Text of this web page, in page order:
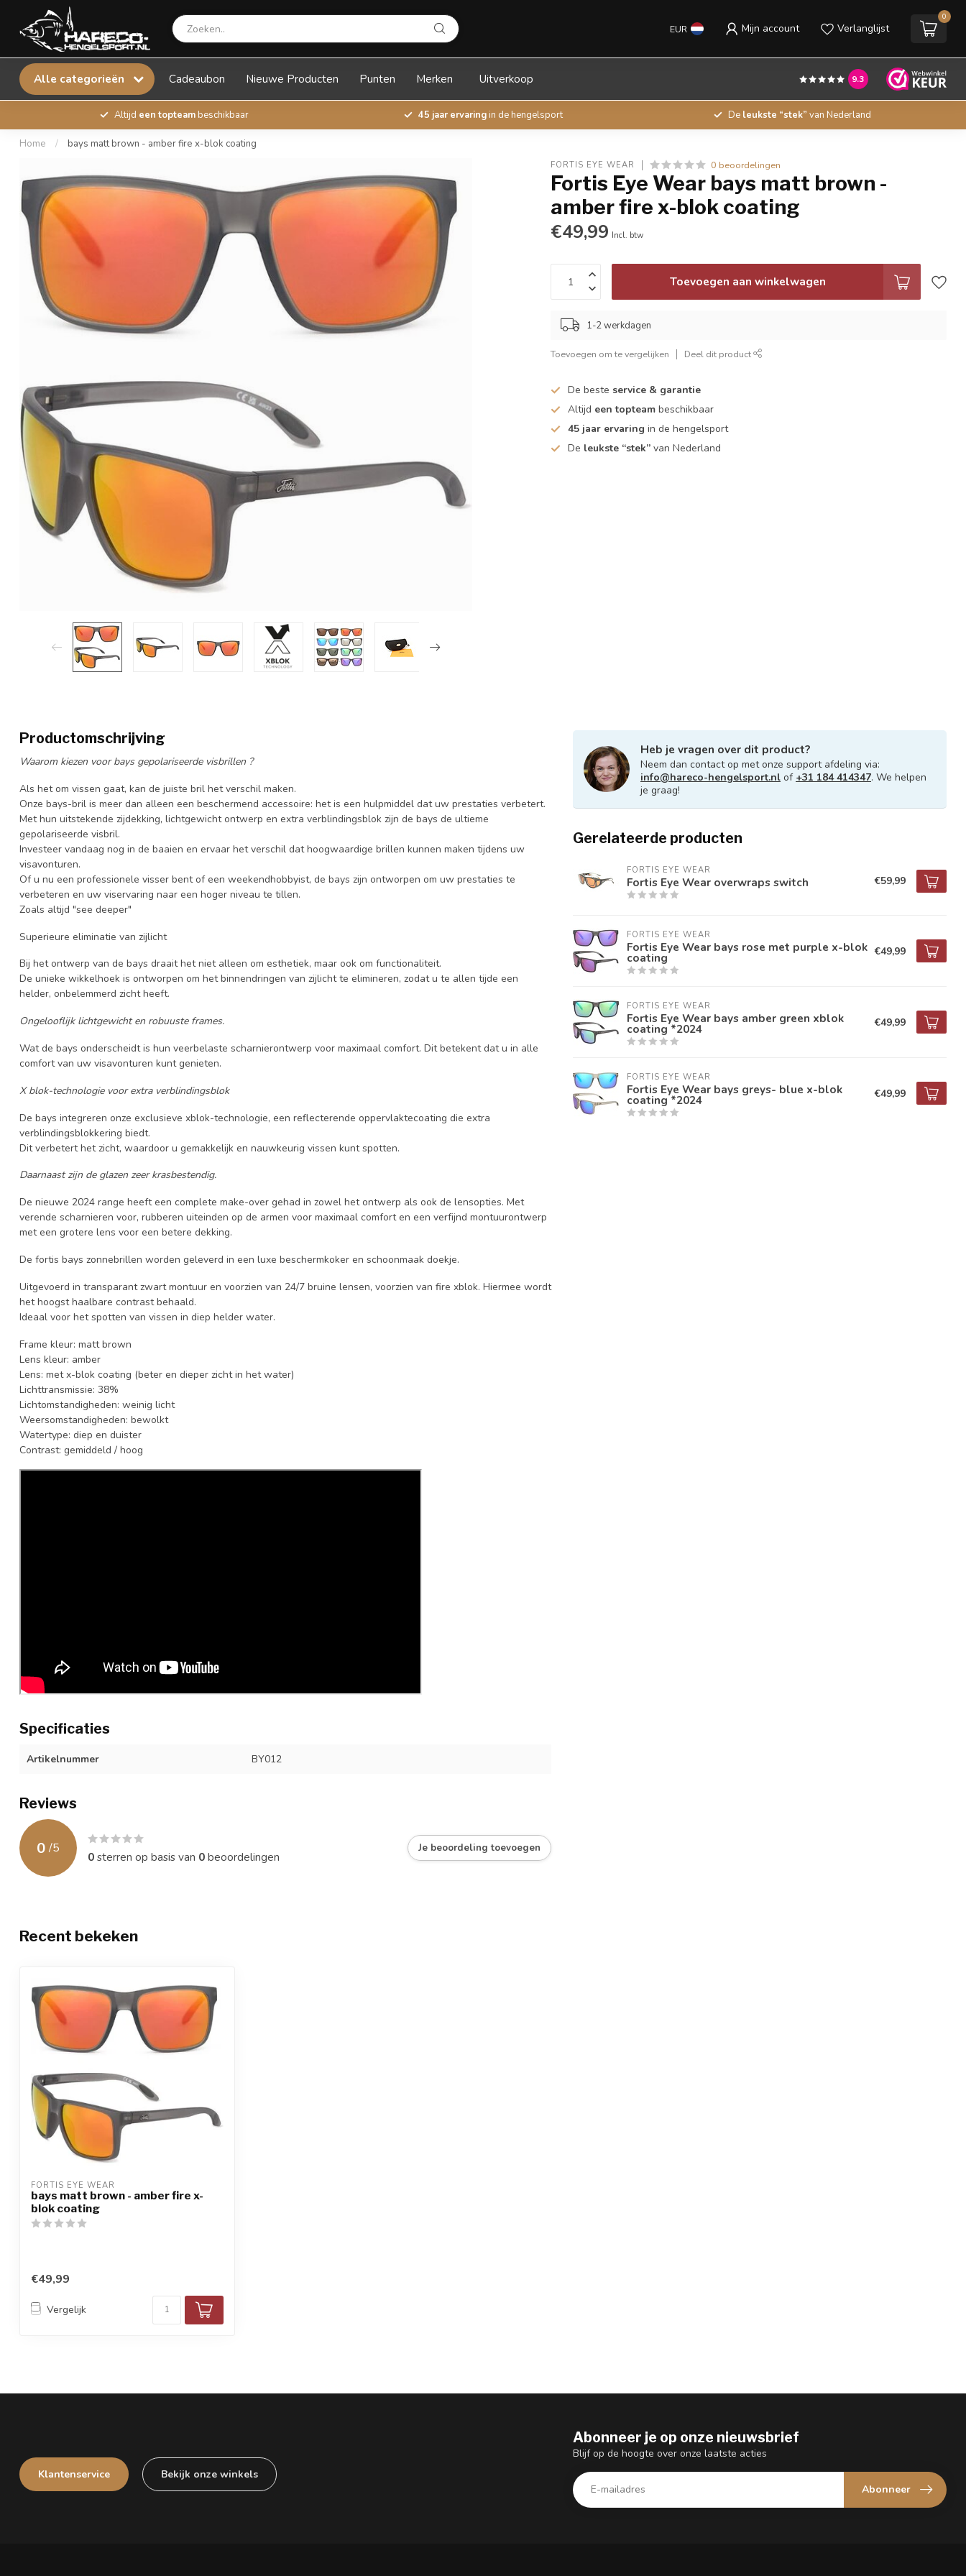
EUR Mijn account Verlanglijst
0
Alle categorieën Cadeaubon Nieuwe Producten Punten Merken Uitverkoop 9.3
Altijd een topteambeschikbaar 45 jaar ervaringin de hengelsport Deleukste “stek” van Nederland
Home / bays matt brown - amber fire x-blok coating
FORTIS EYE WEAR 0 beoordelingen
Fortis Eye Wear bays matt brown -
amber fire x-blok coating
€49,99 Incl. btw
Toevoegen aan winkelwagen
1-2 werkdagen
Toevoegen om te vergelijken Deel dit product
De beste service & garantie
Altijd een topteam beschikbaar
45 jaar ervaring in de hengelsport
De leukste “stek” van Nederland
Productomschrijving
Waarom kiezen voor bays gepolariseerde visbrillen ?
Als het om vissen gaat, kan de juiste bril het verschil maken.
Onze bays-bril is meer dan alleen een beschermend accessoire: het is een hulpmiddel dat uw prestaties verbetert.
Met hun uitstekende zijdekking, lichtgewicht ontwerp en extra verblindingsblok zijn de bays de ultieme
gepolariseerde visbril.
Investeer vandaag nog in de baaien en ervaar het verschil dat hoogwaardige brillen kunnen maken tijdens uw
visavonturen.
Of u nu een professionele visser bent of een weekendhobbyist, de bays zijn ontworpen om uw prestaties te
verbeteren en uw viservaring naar een hoger niveau te tillen.
Zoals altijd "see deeper"
Superieure eliminatie van zijlicht
Bij het ontwerp van de bays draait het niet alleen om esthetiek, maar ook om functionaliteit.
De unieke wikkelhoek is ontworpen om het binnendringen van zijlicht te elimineren, zodat u te allen tijde een
helder, onbelemmerd zicht heeft.
Ongelooflijk lichtgewicht en robuuste frames.
Wat de bays onderscheidt is hun veerbelaste scharnierontwerp voor maximaal comfort. Dit betekent dat u in alle
comfort van uw visavonturen kunt genieten.
X blok-technologie voor extra verblindingsblok
De bays integreren onze exclusieve xblok-technologie, een reflecterende oppervlaktecoating die extra
verblindingsblokkering biedt.
Dit verbetert het zicht, waardoor u gemakkelijk en nauwkeurig vissen kunt spotten.
Daarnaast zijn de glazen zeer krasbestendig.
De nieuwe 2024 range heeft een complete make-over gehad in zowel het ontwerp als ook de lensopties. Met
verende scharnieren voor, rubberen uiteinden op de armen voor maximaal comfort en een verfijnd montuurontwerp
met een grotere lens voor een betere dekking.
De fortis bays zonnebrillen worden geleverd in een luxe beschermkoker en schoonmaak doekje.
Uitgevoerd in transparant zwart montuur en voorzien van 24/7 bruine lensen, voorzien van fire xblok. Hiermee wordt
het hoogst haalbare contrast behaald.
Ideaal voor het spotten van vissen in diep helder water.
Frame kleur: matt brown
Lens kleur: amber
Lens: met x-blok coating (beter en dieper zicht in het water)
Lichttransmissie: 38%
Lichtomstandigheden: weinig licht
Weersomstandigheden: bewolkt
Watertype: diep en duister
Contrast: gemiddeld / hoog
Specificaties
Artikelnummer BY012
Reviews
0 /5
0sterren op basis van 0beoordelingen
Je beoordeling toevoegen
Heb je vragen over dit product?
Neem dan contact op met onze support afdeling via:
info@hareco-hengelsport.nl of +31 184 414347. We helpen
je graag!
Gerelateerde producten
FORTIS EYE WEAR
Fortis Eye Wear overwraps switch €59,99
FORTIS EYE WEAR
Fortis Eye Wear bays rose met purple x-blok
coating €49,99
FORTIS EYE WEAR
Fortis Eye Wear bays amber green xblok
coating *2024 €49,99
FORTIS EYE WEAR
Fortis Eye Wear bays greys- blue x-blok
coating *2024 €49,99
Recent bekeken
FORTIS EYE WEAR
bays matt brown - amber fire x-
blok coating
€49,99
Vergelijk
Klantenservice Bekijk onze winkels
Abonneer je op onze nieuwsbrief
Blijf op de hoogte over onze laatste acties
Abonneer